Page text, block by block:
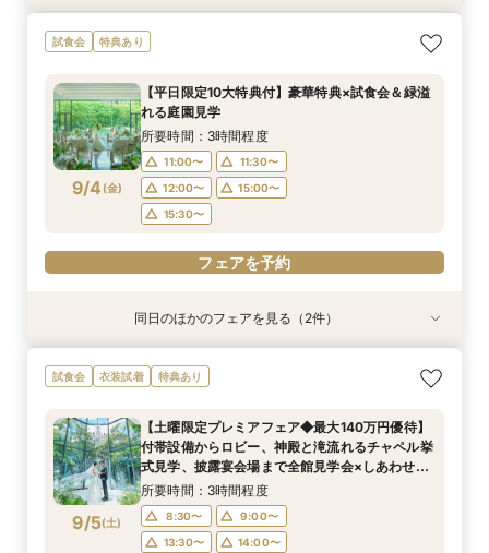
9/3(木)
【少人数プラン相談会】専用の貸切別邸OPEN&
贅沢無料試食
11:00〜
12:00〜
15:00〜
15:30〜
フェアを予約
9/3(木)
マイナビ限定★当館人気NO,1◆豪華国産「しあ
わせ絆牛」絶品試食付◆
11:00〜
12:00〜
15:00〜
15:30〜
フェアを予約
試食会 特典あり
9/4 (金)
【平日限定10大特典付】豪華特典×試食会＆緑溢
れる庭園見学
所要時間：3時間程度
11:00〜
11:30〜
12:00〜
15:00〜
15:30〜
フェアを予約
衣装試着 特典あり
9/4(金)
【少人数プラン相談会】専用の貸切別邸OPEN&
贅沢無料試食
11:00〜
11:30〜
12:00〜
15:00〜
15:30〜
フェアを予約
特典あり
9/4(金)
マイナビ限定★当館人気NO,1◆豪華国産「しあ
わせ絆牛」絶品試食付◆
11:00〜
11:30〜
12:00〜
15:00〜
15:30〜
フェアを予約
同日のほかのフェアを見る（2件）
試食会 衣装試着 特典あり
9/5(土)
【土曜限定プレミアフェア◆最大140万円優待】
付帯設備からロビー、神殿と滝流れるチャペル挙
式見学、披露宴会場まで全館見学会×しあわせ絆
牛無料試食会×おふたりに合わせた見積りシュミ
レーション
所要時間：3時間程度
8:30〜
9:00〜
13:30〜
14:00〜